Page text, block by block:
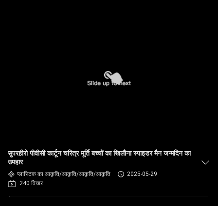
सुपरहीरो पीवीसी कार्टून चरित्र मूर्ति बच्चों का खिलौना स्पाइडर मैन जन्मदिन का
उपहार
प्लास्टिक का आकृति/आकृति/आकृति/आकृति
2025-05-29
240 विचार